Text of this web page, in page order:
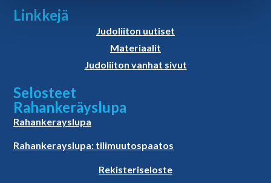
Linkkejä
Judoliiton uutiset
Materiaalit
Judoliiton vanhat sivut
Selosteet
Rahankeräyslupa
Rahankerayslupa
Rahankerayslupa: tilimuutospaatos
Rekisteriseloste